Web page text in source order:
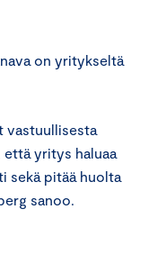
on yritykseltä
vastuullisesta
yritys haluaa
sekä pitää huolta
sanoo.